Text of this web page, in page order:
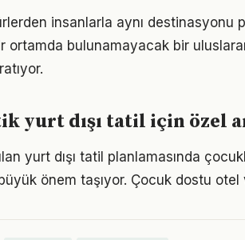
insanlarla aynı destinasyonu
ortamda bulunamayacak bir
yurt dışı tatil için özel
yurt dışı tatil planlamasında
önem taşıyor. Çocuk dostu